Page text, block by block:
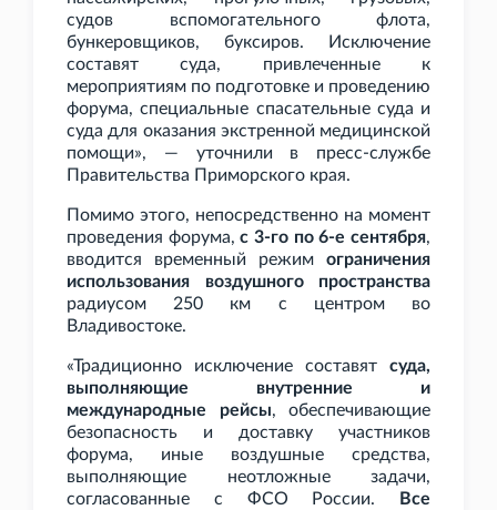
судов вспомогательного флота,
бункеровщиков, буксиров. Исключение
составят суда, привлеченные к
мероприятиям по подготовке и проведению
форума, специальные спасательные суда и
суда для оказания экстренной медицинской
помощи», — уточнили в пресс-службе
Правительства Приморского края.
Помимо этого, непосредственно на момент
проведения форума,с 3-го по 6-е сентября,
вводится временный режим ограничения
использования воздушного пространства
радиусом 250
км с центром во
Владивостоке.
«Традиционно исключение составят суда,
выполняющие внутренние и
международные рейсы, обеспечивающие
безопасность и доставку участников
форума, иные воздушные средства,
выполняющие неотложные задачи,
согласованные с ФСО России.
Все